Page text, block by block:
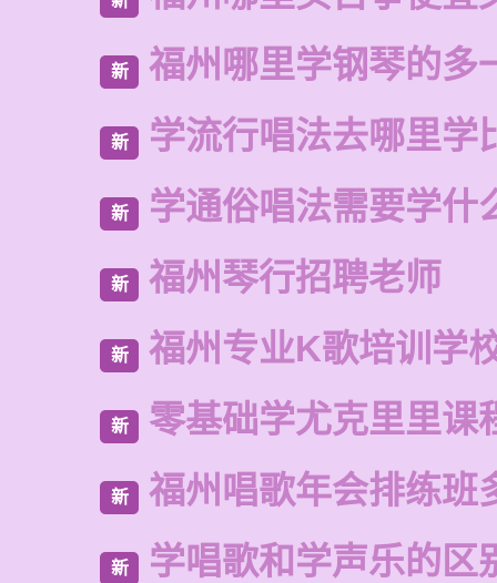
新 福州哪里学钢琴的多
新 学流行唱法去哪里学
新 学通俗唱法需要学什
新 福州琴行招聘老师
新 福州专业K歌培训学
新 零基础学尤克里里课
新 福州唱歌年会排练班
新 学唱歌和学声乐的区